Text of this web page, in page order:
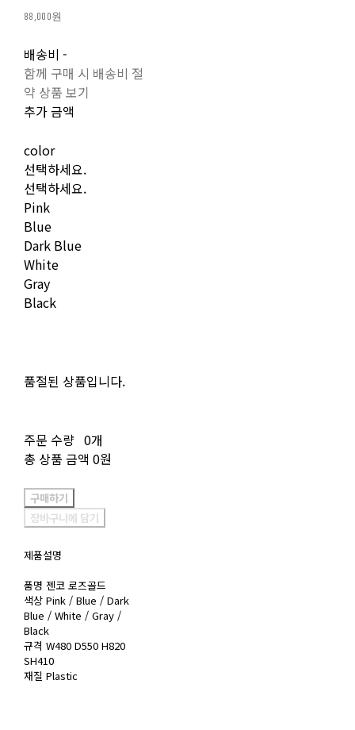
88,000원
배송비 -
함께 구매 시 배송비 절
약 상품 보기
추가 금액
color
선택하세요.
선택하세요.
Pink
Blue
Dark Blue
White
Gray
Black
품절된 상품입니다.
주문 수량 0개
총 상품 금액 0원
구매하기
장바구니에 담기
제품설명
품명 젠코 로즈골드
색상 Pink / Blue / Dark
Blue / White / Gray /
Black
규격 W480 D550 H820
SH410
재질 Plastic